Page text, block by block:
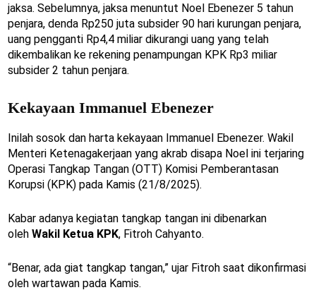
jaksa. Sebelumnya, jaksa menuntut Noel Ebenezer 5 tahun
penjara, denda Rp250 juta subsider 90 hari kurungan penjara,
uang pengganti Rp4,4 miliar dikurangi uang yang telah
dikembalikan ke rekening penampungan KPK Rp3 miliar
subsider 2 tahun penjara.
Kekayaan Immanuel Ebenezer
Inilah sosok dan harta kekayaan Immanuel Ebenezer. Wakil
Menteri Ketenagakerjaan yang akrab disapa Noel ini terjaring
Operasi Tangkap Tangan (OTT) Komisi Pemberantasan
Korupsi (KPK) pada Kamis (21/8/2025).
Kabar adanya kegiatan tangkap tangan ini dibenarkan
oleh Wakil Ketua KPK, Fitroh Cahyanto.
“Benar, ada giat tangkap tangan,” ujar Fitroh saat dikonfirmasi
oleh wartawan pada Kamis.